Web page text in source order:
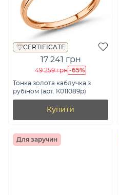
CERTIFICATE
17 241 грн
49 259 грн -65%
Тонка золота каблучка з
рубіном (арт. К011089р)
Купити
Для заручин